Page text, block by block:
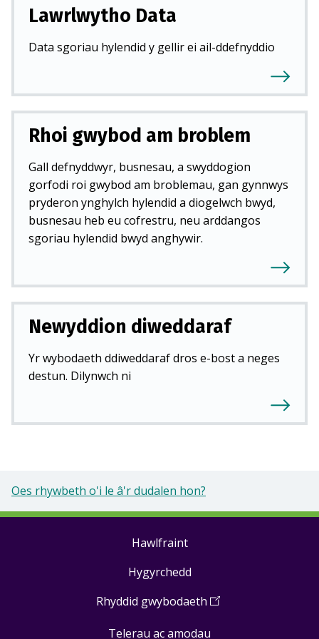
Lawrlwytho Data
Data sgoriau hylendid y gellir ei ail-ddefnyddio
Rhoi gwybod am broblem
Gall defnyddwyr, busnesau, a swyddogion
gorfodi roi gwybod am broblemau, gan gynnwys
pryderon ynghylch hylendid a diogelwch bwyd,
busnesau heb eu cofrestru, neu arddangos
sgoriau hylendid bwyd anghywir.
Newyddion diweddaraf
Yr wybodaeth ddiweddaraf dros e-bost a neges
destun. Dilynwch ni
Oes rhywbeth o'i le â'r dudalen hon?
Hawlfraint
Hygyrchedd
Rhyddid gwybodaeth (Open
Telerau ac amodau